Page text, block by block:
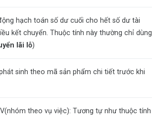
hạch toán số dư cuối cho hết số dư tài
kết chuyển. Thuộc tính này thường chỉ dùng
lãi lỗ)
sinh theo mã sản phẩm chi tiết trước khi
theo vụ việc): Tương tự như thuộc tính